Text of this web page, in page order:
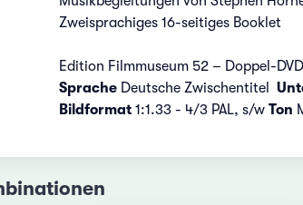
Zweisprachiges 16-seitiges Booklet
Edition Filmmuseum 52 – Doppel-DVD
SpracheDeutsche Zwischentitel
Bildformat1:1.33 - 4/3 PAL, s/w Ton